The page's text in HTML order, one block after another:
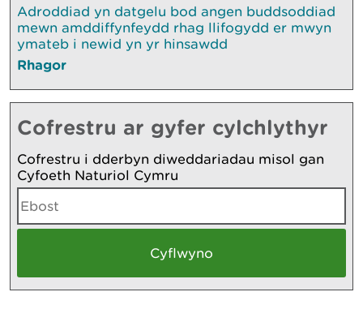
Adroddiad yn datgelu bod angen buddsoddiad
mewn amddiffynfeydd rhag llifogydd er mwyn
ymateb i newid yn yr hinsawdd
Rhagor
Cofrestru ar gyfer cylchlythyr
Cofrestru i dderbyn diweddariadau misol gan
Cyfoeth Naturiol Cymru